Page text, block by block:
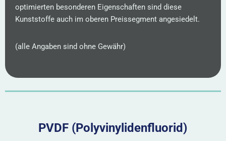
optimierten besonderen Eigenschaften sind diese
Kunststoffe auch im oberen Preissegment angesiedelt.
(alle Angaben sind ohne Gewähr)
PVDF (Polyvinylidenfluorid)